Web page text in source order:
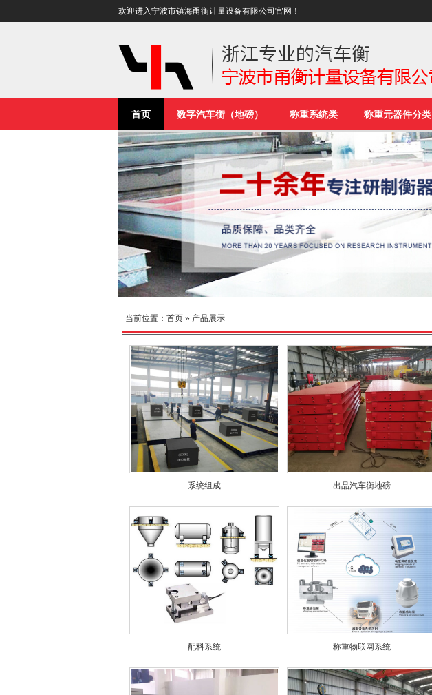
欢迎进入宁波市镇海甬衡计量设备有限公司官网！
首页 数字汽车衡（地磅） 称重系统类 称重元器件分类
当前位置： 首页 » 产品展示
系统组成 出品汽车衡地磅
配料系统 称重物联网系统